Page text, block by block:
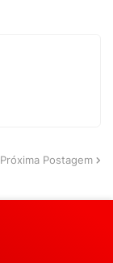
Próxima Postagem